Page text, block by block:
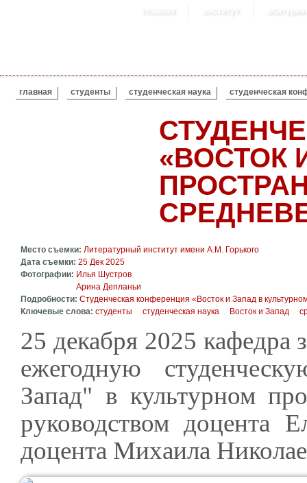
главная институт
ВЫ ЗДЕСЬ
главная студенты студенческая наука студенческая
«ВОСТОК
Место съемки: Литературный институт имени А.М. Горького
Дата съемки: 25 Дек 2025
Фотографии: Илья Шустров
Арина Депланьи
Подробности: Студенческая конференция «Восток и Запад в
Ключевые слова: студенты студенческая наука Восток и Запад
25 декабря 2025 кафедра
ежегодную
Запад" в культурном
руководством
доцента Михаила